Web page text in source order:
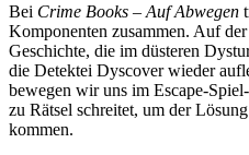
Bei Crime Books – Auf Abwegen
Komponenten zusammen. Auf
Geschichte, die im düsteren
die Detektei Dyscover wieder
bewegen wir uns im Escape-
zu Rätsel schreitet, um der
kommen.